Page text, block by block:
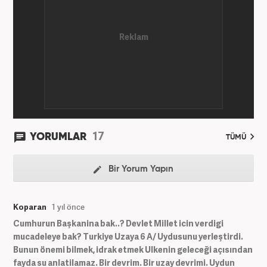
YORUMLAR 17 TÜMÜ
Bir Yorum Yapın
Koparan 1 yıl önce
Cumhurun Başkanina bak..? Devlet Millet icin verdigi
mucadeleye bak? Turkiye Uzaya 6 A/ Uydusunu yerleştirdi.
Bunun önemi bilmek, idrak etmek Ulkenin geleceği açısından
fayda su anlatilamaz. Bir devrim. Bir uzay devrimi. Uydun